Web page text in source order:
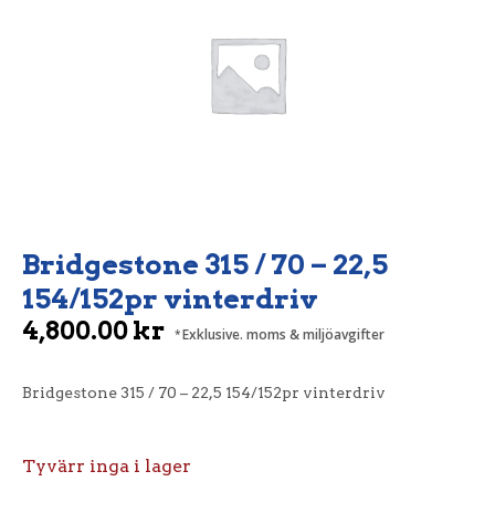
Bridgestone 315 / 70 – 22,5
154/152pr vinterdriv
4,800.00kr Exklusive. moms & miljöavgifter
Bridgestone 315 / 70 – 22,5 154/152pr vinterdriv
Tyvärr inga i lager